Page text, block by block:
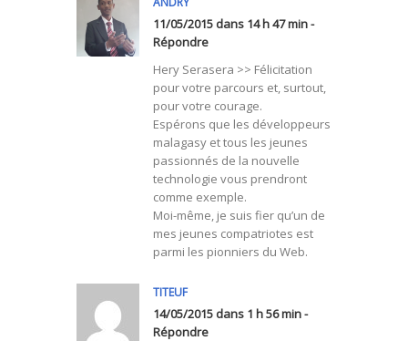
11/05/2015 dans 14 h 47 min -
Répondre
Hery Serasera >> Félicitation
pour votre parcours et, surtout,
pour votre courage.
Espérons que les développeurs
malagasy et tous les jeunes
passionnés de la nouvelle
technologie vous prendront
comme exemple.
Moi-même, je suis fier qu’un de
mes jeunes compatriotes est
parmi les pionniers du Web.
TITEUF
14/05/2015 dans 1 h 56 min -
Répondre